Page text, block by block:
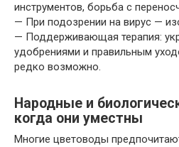
инструментов, борьба с
— При подозрении на вирус —
— Поддерживающая терапия:
удобрениями и правильным
редко возможно.
Народные и
когда они уместны
Многие цветоводы